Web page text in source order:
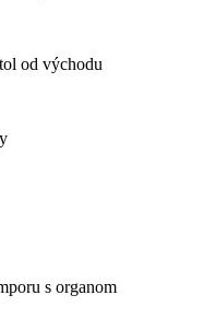
od východu
s organom